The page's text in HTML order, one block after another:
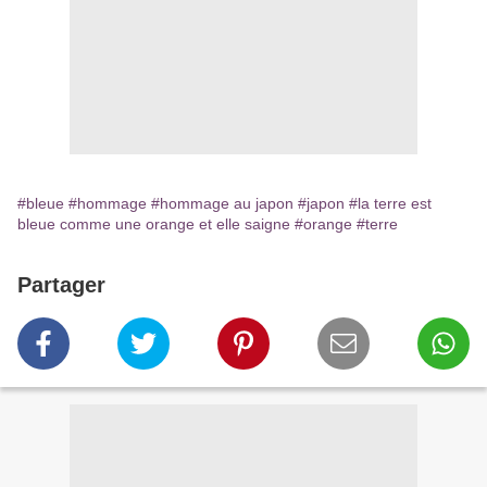
#bleue #hommage #hommage au japon #japon #la terre est
bleue comme une orange et elle saigne #orange #terre
Partager